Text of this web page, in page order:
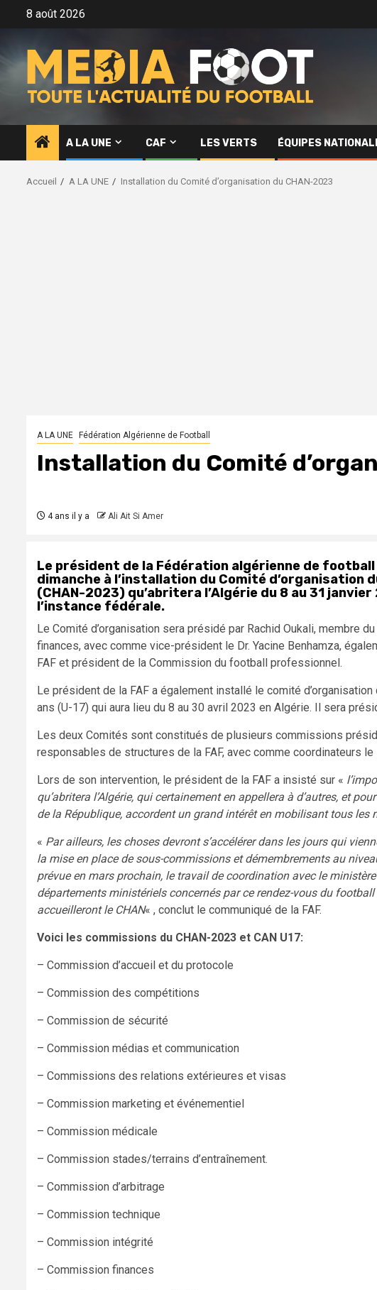
8 août 2026
A LA UNE CAF LES VERTS ÉQUIPES
Accueil A LA UNE Installation du Comité d’organisation du CHAN-2023
A LA UNE Fédération Algérienne de Football
Installation du Comité
4 ans il y a Ali Ait Si Amer
Le président de la Fédération algérienne de
dimanche à l’installation du Comité d’organisation
(CHAN-2023) qu’abritera l’Algérie du 8 au 31
l’instance fédérale.
Le Comité d’organisation sera présidé par Rachid Oukali, membre
finances, avec comme vice-président le Dr. Yacine Benhamza,
FAF et président de la Commission du football professionnel.
Le président de la FAF a également installé le comité
ans (U-17) qui aura lieu du 8 au 30 avril 2023 en Algérie. Il sera
Les deux Comités sont constitués de plusieurs commissions
responsables de structures de la FAF, avec comme coordinateurs
Lors de son intervention, le président de la FAF a insisté sur «
qu’abritera l’Algérie, qui certainement en appellera à d’autres, et
de la République, accordent un grand intérêt en mobilisant tous les
« Par ailleurs, les choses devront s’accélérer dans les jours qui
la mise en place de sous-commissions et démembrements au
prévue en mars prochain, le travail de coordination avec le
départements ministériels concernés par ce rendez-vous du
accueilleront le CHAN« , conclut le communiqué de la FAF.
Voici les commissions du CHAN-2023 et CAN U17:
– Commission d’accueil et du protocole
– Commission des compétitions
– Commission de sécurité
– Commission médias et communication
– Commissions des relations extérieures et visas
– Commission marketing et événementiel
– Commission médicale
– Commission stades/terrains d’entraînement.
– Commission d’arbitrage
– Commission technique
– Commission intégrité
– Commission finances